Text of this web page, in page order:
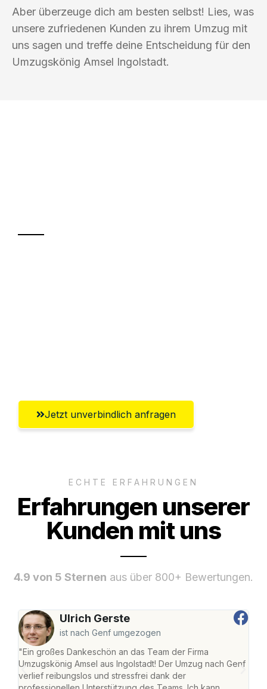
Aber überzeuge dich am besten selbst! Lies, was
unsere zufriedenen Kunden zu ihrem Umzug mit
uns sagen und treffe deine Entscheidung für den
Umzugskönig Amsel Ingolstadt.
Jetzt unverbindlich anfragen
ECHTE ERFAHRUNGEN
Erfahrungen unserer
Kunden mit uns
4.9 von 5 Sternen aus über 800+ Bewertungen.
Ulrich Gerste
ist nach Genf umgezogen
"Ein großes Dankeschön an das Team der Firma
Umzugskönig Amsel aus Ingolstadt! Der Umzug nach Genf
verlief reibungslos und stressfrei dank der